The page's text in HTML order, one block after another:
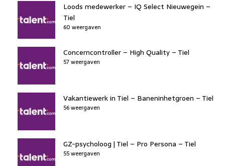
Loods medewerker – IQ Select Nieuwegein –
Tiel
60 weergaven
Concerncontroller – High Quality – Tiel
57 weergaven
Vakantiewerk in Tiel – Baneninhetgroen – Tiel
56 weergaven
GZ-psycholoog | Tiel – Pro Persona – Tiel
55 weergaven